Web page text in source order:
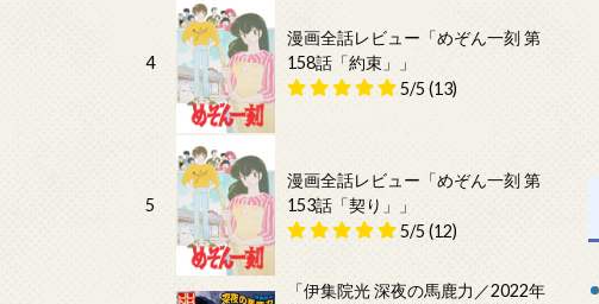
4
漫画全話レビュー「めぞん一刻 第
158話「約束」」
5/5 (13)
5
漫画全話レビュー「めぞん一刻 第
153話「契り」」
5/5 (12)
「伊集院光 深夜の馬鹿力／2022年